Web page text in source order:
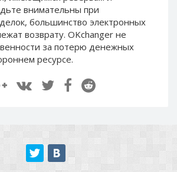
внимательны при
большинство электронных
возврату. OKchanger не
за потерю денежных
ресурсе.
Payoneer USD
Payoneer EUR
Revolut Binance USD
(BUSD)
Revolut EUR
Piastrix RUB